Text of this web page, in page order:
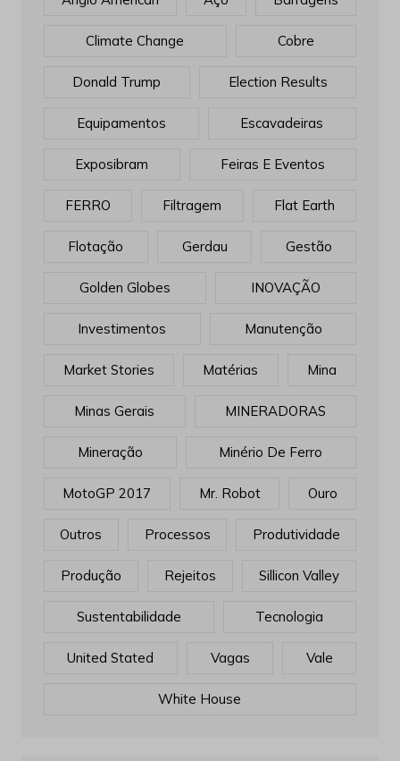
Climate Change Cobre
Donald Trump Election Results
Equipamentos Escavadeiras
Exposibram Feiras E Eventos
FERRO Filtragem Flat Earth
Flotação Gerdau Gestão
Golden Globes INOVAÇÃO
Investimentos Manutenção
Market Stories Matérias Mina
Minas Gerais MINERADORAS
Mineração Minério De Ferro
MotoGP 2017 Mr. Robot Ouro
Outros Processos Produtividade
Produção Rejeitos Sillicon Valley
Sustentabilidade Tecnologia
United Stated Vagas Vale
White House